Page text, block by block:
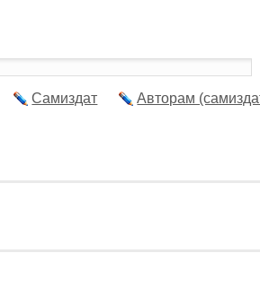
Самиздат Авторам